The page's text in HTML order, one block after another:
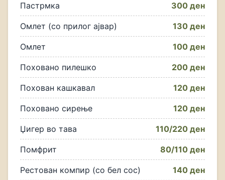
Пастрмка 300 ден
Омлет (со прилог ајвар) 130 ден
Омлет 100 ден
Поховано пилешко 200 ден
Похован кашкавал 120 ден
Поховано сирење 120 ден
Џигер во тава 110/220 ден
Помфрит 80/110 ден
Рестован компир (со бел сос) 140 ден